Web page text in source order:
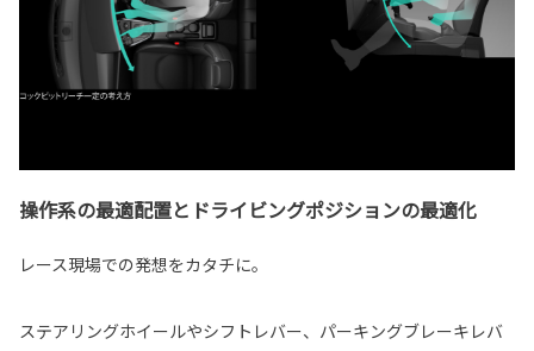
操作系の最適配置とドライビングポジションの最適化
レース現場での発想をカタチに。
ステアリングホイールやシフトレバー、パーキングブレーキレバ